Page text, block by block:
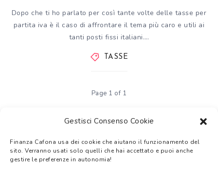
Gestisci Consenso Cookie
Finanza Cafona usa dei cookie che aiutano il funzionamento del
sito. Verranno usati solo quelli che hai accettato e puoi anche
gestire le preferenze in autonomia!
Dopo che ti ho parlato per così tante volte delle tasse per
partita iva è il caso di affrontare il tema più caro e utili ai
tanti posti fissi italiani….
TASSE
Page 1 of 1
Tutti i temi trattati su Finanza Cafona hannosolo uno scopo
informativo e non di sostituzione a una consulenza finanziaria